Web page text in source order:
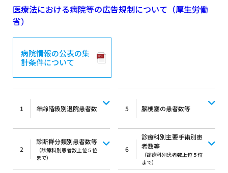
医療法における病院等の広告規制について（厚生労働
省）
病院情報の公表の集
計条件について
1 年齢階級別退院患者数
2
診断群分類別患者数等
（診療科別患者数上位５位
まで）
5 脳梗塞の患者数等
6
診療科別主要手術別患
者数等
（診療科別患者数上位５位
まで）